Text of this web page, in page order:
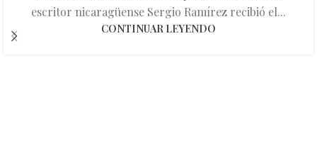
escritor nicaragüense Sergio Ramírez recibió el...
CONTINUAR LEYENDO